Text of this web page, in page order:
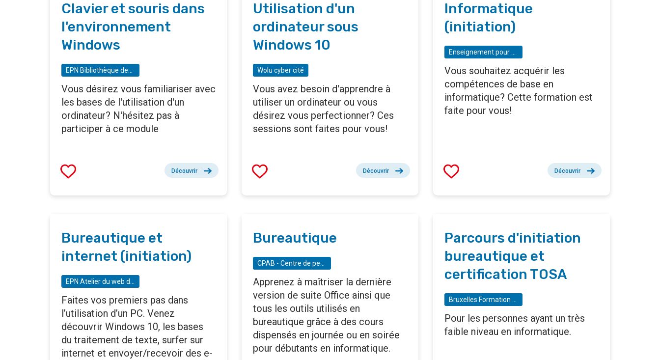
Clavier et souris dans
l'environnement
Windows
EPN Bibliothèque des Riches Claires - Espace public numérique
Vous désirez vous familiariser avec
les bases de l'utilisation d'un
ordinateur? N'hésitez pas à
participer à ce module
Découvrir
Utilisation d'un
ordinateur sous
Windows 10
Wolu cyber cité
Vous avez besoin d'apprendre à
utiliser un ordinateur ou vous
désirez vous perfectionner? Ces
sessions sont faites pour vous!
Découvrir
Informatique
(initiation)
Enseignement pour Adultes Louise Michel
Vous souhaitez acquérir les
compétences de base en
informatique? Cette formation est
faite pour vous!
Découvrir
Bureautique et
internet (initiation)
EPN Atelier du web de Saint-Gilles - Espace Public numérique
Faites vos premiers pas dans
l’utilisation d’un PC. Venez
découvrir Windows 10, les bases
du traitement de texte, surfer sur
internet et envoyer/recevoir des e-
Bureautique
CPAB - Centre de perfectionnement académique de Bruxelles
Apprenez à maîtriser la dernière
version de suite Office ainsi que
tous les outils utilisés en
bureautique grâce à des cours
dispensés en journée ou en soirée
pour débutants en informatique.
Parcours d'initiation
bureautique et
certification TOSA
Bruxelles Formation - BF espaces numériques
Pour les personnes ayant un très
faible niveau en informatique.